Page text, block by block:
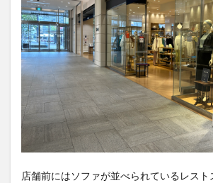
店舗前にはソファが並べられているレスト
新店
日出 日出町 日田市
明豊
書店 期間限定 本
津久見市
海開き 温泉 湧水
漢方 炭火焼き 焼き菓子
玖珠郡
由布市 由布院 甲子
磨崖仏
祝祭の広場 神社 祭
竹田 竹田市 竹田市デ
絵本
自動販売機 自転車
芋
花 花火 茶碗蒸し